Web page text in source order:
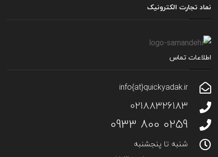
نماد تجارت الکترونیک
اطلاعات تماس
info{at}quickyadak.ir
02188326183
0259 800 0933
شنبه تا پنجشنبه